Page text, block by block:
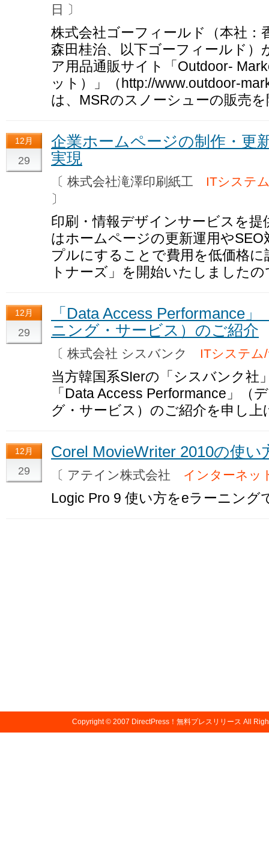
日 〕
株式会社ゴーフィールド（本社：
森田桂治、以下ゴーフィールド
ア用品通販サイト「Outdoor-
ット）」（http://www.outdoor-
は、MSRのスノーシューの販売
12月
29
企業ホームページの制作・更
実現
〔 株式会社滝澤印刷紙工 ITシステ
〕
印刷・情報デザインサービスを提
はホームページの更新運用や
プルにすることで費用を低価格
トナーズ」を開始いたしました
12月
29
「Data Access Performance
ニング・サービス）のご紹介
〔 株式会社 シスバンク ITシステム
当方韓国系SIerの「シスバンク社
「Data Access Performance」（
グ・サービス）のご紹介を申し上
12月
29
Corel MovieWriter 2010の使い
〔 アテイン株式会社 インターネッ
Logic Pro 9 使い方をeラーニング
Copyright © 2007 DirectPress！無料プレスリリース All